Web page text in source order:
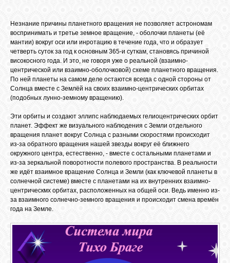
Незнание причины планетного вращения не позволяет астрономам
воспринимать и третье земное вращение, - оболочки планеты (её
мантии) вокруг оси или инротацию в течение года, что и образует
четверть суток за год к основным 365-и суткам, становясь причиной
високосного года. И это, не говоря уже о реальной (взаимно-
центрической или взаимно-оболочковой) схеме планетного вращения.
По ней планеты на самом деле остаются всегда с одной стороны от
Солнца вместе с Землёй на своих взаимно-центрических орбитах
(подобных лунно-земному вращению).
Эти орбиты и создают эллипс наблюдаемых гелиоцентрических орбит
планет. Эффект же визуального наблюдения с Земли отдельного
вращения планет вокруг Солнца с разными скоростями происходит
из-за обратного вращения нашей звезды вокруг её ближнего
окружного центра, естественно, - вместе с остальными планетами и
из-за зеркальной поворотности полевого пространства. В реальности
же идёт взаимное вращение Солнца и Земли (как ключевой планеты в
солнечной системе) вместе с планетами на их внутренних взаимно-
центрическмх орбитах, расположенных на общей оси. Ведь именно из-
за взаимного солнечно-земного вращения и происходит смена времён
года на Земле.